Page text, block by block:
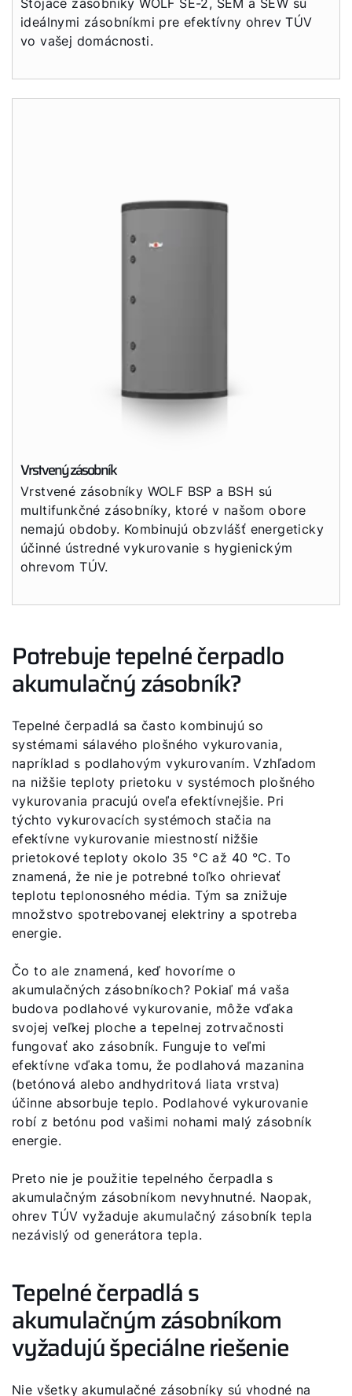
Stojace zásobníky WOLF SE-2, SEM a SEW sú
ideálnymi zásobníkmi pre efektívny ohrev TÚV
vo vašej domácnosti.
Vrstvený zásobník
Vrstvené zásobníky WOLF BSP a BSH sú
multifunkčné zásobníky, ktoré v našom obore
nemajú obdoby. Kombinujú obzvlášť energeticky
účinné ústredné vykurovanie s hygienickým
ohrevom TÚV.
Potrebuje tepelné čerpadlo
akumulačný zásobník?
Tepelné čerpadlá sa často kombinujú so
systémami sálavého plošného vykurovania,
napríklad s podlahovým vykurovaním. Vzhľadom
na nižšie teploty prietoku v systémoch plošného
vykurovania pracujú oveľa efektívnejšie. Pri
týchto vykurovacích systémoch stačia na
efektívne vykurovanie miestností nižšie
prietokové teploty okolo 35 °C až 40 °C. To
znamená, že nie je potrebné toľko ohrievať
teplotu teplonosného média. Tým sa znižuje
množstvo spotrebovanej elektriny a spotreba
energie.
Čo to ale znamená, keď hovoríme o
akumulačných zásobníkoch? Pokiaľ má vaša
budova podlahové vykurovanie, môže vďaka
svojej veľkej ploche a tepelnej zotrvačnosti
fungovať ako zásobník. Funguje to veľmi
efektívne vďaka tomu, že podlahová mazanina
(betónová alebo andhydritová liata vrstva)
účinne absorbuje teplo. Podlahové vykurovanie
robí z betónu pod vašimi nohami malý zásobník
energie.
Preto nie je použitie tepelného čerpadla s
akumulačným zásobníkom nevyhnutné. Naopak,
ohrev TÚV vyžaduje akumulačný zásobník tepla
nezávislý od generátora tepla.
Tepelné čerpadlá s
akumulačným zásobníkom
vyžadujú špeciálne riešenie
Nie všetky akumulačné zásobníky sú vhodné na
Dobrý deň!
Ako vám môžeme pomôcť?
5-ročná záruka